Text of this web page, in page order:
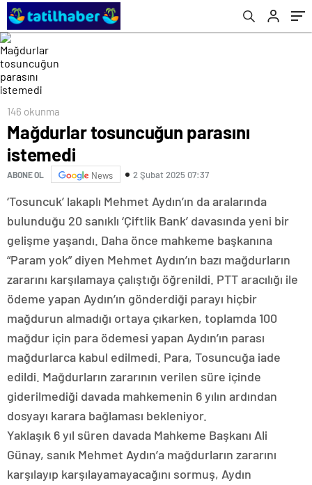
146 okunma
Mağdurlar tosuncuğun parasını
istemedi
ABONE OL News 2 Şubat 2025 07:37
‘Tosuncuk’ lakaplı Mehmet Aydın’ın da aralarında
bulunduğu 20 sanıklı ‘Çiftlik Bank’ davasında yeni bir
gelişme yaşandı. Daha önce mahkeme başkanına
“Param yok” diyen Mehmet Aydın’ın bazı mağdurların
zararını karşılamaya çalıştığı öğrenildi. PTT aracılığı ile
ödeme yapan Aydın’ın gönderdiği parayı hiçbir
mağdurun almadığı ortaya çıkarken, toplamda 100
mağdur için para ödemesi yapan Aydın’ın parası
mağdurlarca kabul edilmedi. Para, Tosuncuğa iade
edildi. Mağdurların zararının verilen süre içinde
giderilmediği davada mahkemenin 6 yılın ardından
dosyayı karara bağlaması bekleniyor.
Yaklaşık 6 yıl süren davada Mahkeme Başkanı Ali
Günay, sanık Mehmet Aydın’a mağdurların zararını
karşılayıp karşılayamayacağını sormuş, Aydın